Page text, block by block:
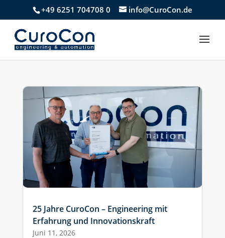
+49 6251 704708 0 info@CuroCon.de
25 Jahre CuroCon – Engineering mit
Erfahrung und Innovationskraft
Juni 11, 2026